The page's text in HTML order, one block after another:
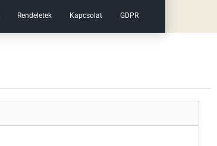
Rendeletek Kapcsolat GDPR